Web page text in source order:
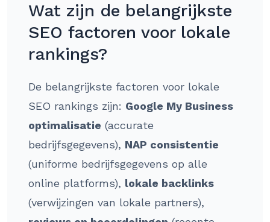
Wat zijn de belangrijkste
SEO factoren voor lokale
rankings?
De belangrijkste factoren voor lokale
SEO rankings zijn: Google My Business
optimalisatie (accurate
bedrijfsgegevens), NAP consistentie
(uniforme bedrijfsgegevens op alle
online platforms), lokale backlinks
(verwijzingen van lokale partners),